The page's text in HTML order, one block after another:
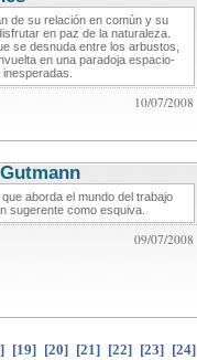
de su relación en común y su
en paz de la naturaleza.
se desnuda entre los arbustos,
en una paradoja espacio-
10/07/2008
aborda el mundo del trabajo
sugerente como esquiva.
09/07/2008
] [19] [20] [21] [22] [23] [24]